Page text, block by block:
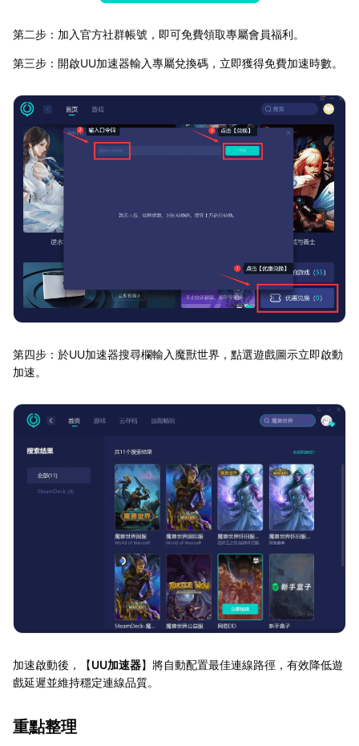
第二步：加入官方社群帳號，即可免費領取專屬會員福利。
第三步：開啟UU加速器輸入專屬兌換碼，立即獲得免費加速時數。
第四步：於UU加速器搜尋欄輸入魔獸世界，點選遊戲圖示立即啟動
加速。
加速啟動後，【UU加速器】將自動配置最佳連線路徑，有效降低遊
戲延遲並維持穩定連線品質。
重點整理